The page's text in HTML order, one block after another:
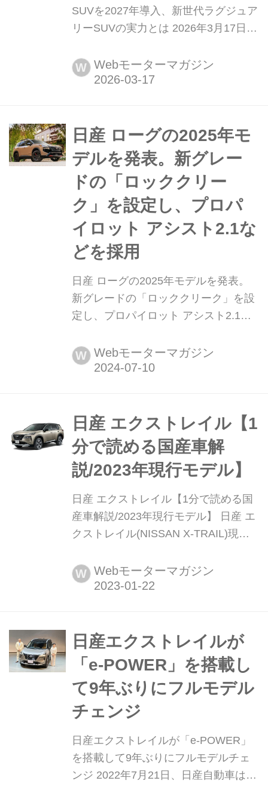
SUVを2027年導入、新世代ラグジュア
リーSUVの実力とは 2026年3月17日、
ラーノ」を日本市場に導入し、2027年
初頭から販売すると発表した。北米で
存在感を放ったムラーノが、北米仕様
をベースとした新世代モデルとして復
活すること...
W Webモーターマガジン
日産 ローグの2025年モ
デルを発表。新グレー
ドの「ロッククリー
ク」を設定し、プロパ
イロット アシスト2.1な
どを採用
日産 ローグの2025年モデルを発表。
新グレードの「ロッククリーク」を設
定し、プロパイロット アシスト2.1な
間)、北米日産はミドルクラスSUVの
「ローグ(ROGUE)」の2025年モデル
動画素材:NISSAN USA)
W Webモーターマガジン
日産 エクストレイル【1
分で読める国産車解
説/2023年現行モデル】
日産 エクストレイル【1分で読める国
産車解説/2023年現行モデル】 日産 エ
クストレイル(NISSAN X-TRAIL)現行
格:319万9800円〜504万6800円
W Webモーターマガジン
日産エクストレイルが
「e-POWER」を搭載し
て9年ぶりにフルモデル
チェンジ
日産エクストレイルが「e-POWER」
を搭載して9年ぶりにフルモデルチェ
ンジ 2022年7月21日、日産自動車はミ